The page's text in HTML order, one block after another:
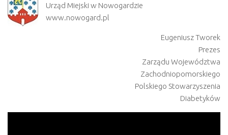
Urząd Miejski w Nowogardzie
www.nowogard.pl
Eugeniusz Tworek
Prezes
Zarządu Województwa
Zachodniopomorskiego
Polskiego Stowarzyszenia
Diabetyków